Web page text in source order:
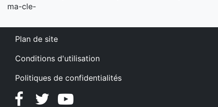
ma-cle-
Plan de site
Conditions d'utilisation
Politiques de confidentialités
FacebookTwitterYouTube